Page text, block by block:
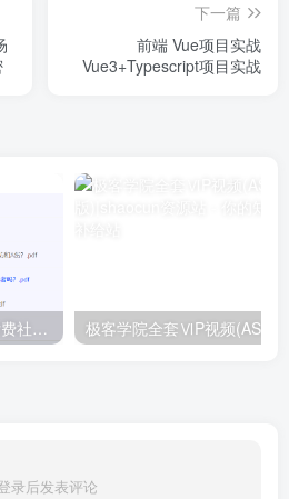
下一篇
前端 Vue项目实战
Vue3+Typescript项目实战
【每天都会更新】最新付费社群公众号文章 极客学院全套ⅥP视频(AS版)
录后发表评论